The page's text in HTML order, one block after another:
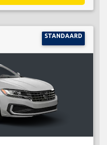
STANDAARD